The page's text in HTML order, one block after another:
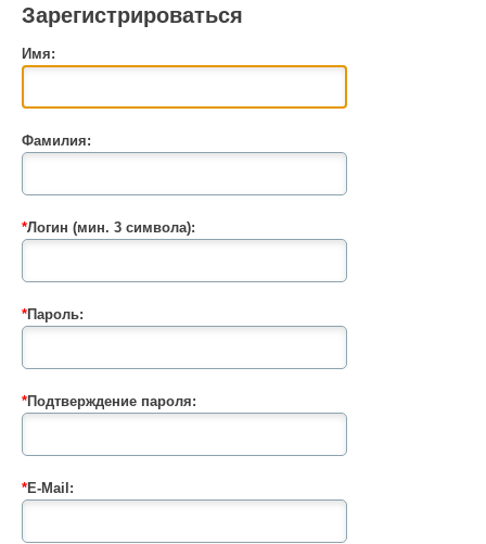
Зарегистрироваться
Имя:
Фамилия:
*Логин (мин. 3 символа):
*Пароль:
*Подтверждение пароля:
*E-Mail: